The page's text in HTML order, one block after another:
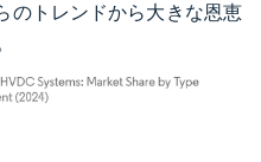
のトレンドから大きな恩恵